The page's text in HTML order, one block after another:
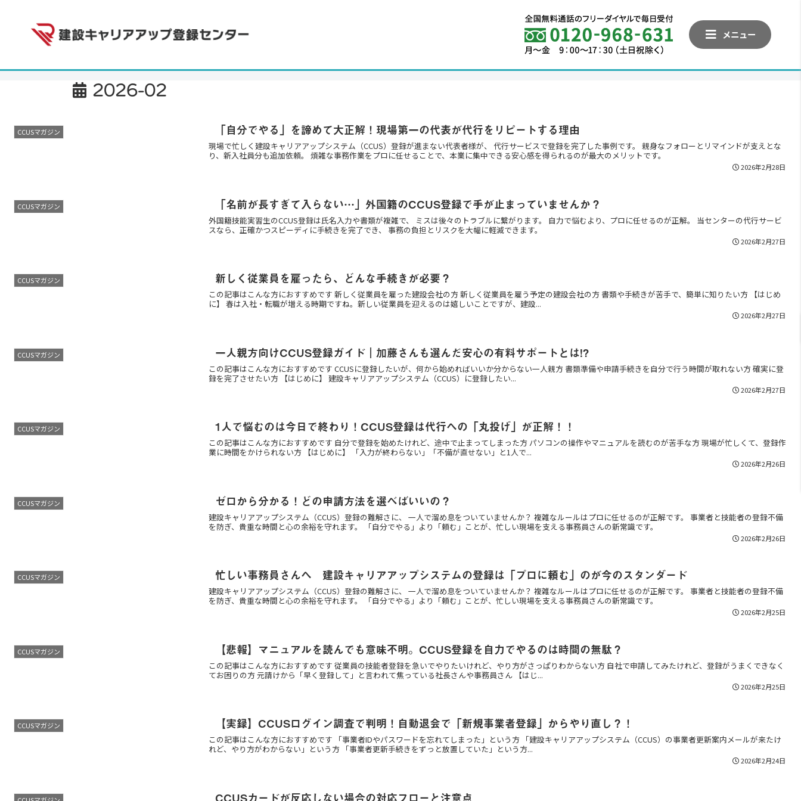
メニュー
2026-02
CCUSマガジン 「自分でやる」を諦めて大正解！現場第一の代表が代行をリピートする理由
現場で忙しく建設キャリアアップシステム（CCUS）登録が進まない代表者様が、 代行サービスで登録を完了した事例です。 親身なフォローとリマインドが支えとな
り、新入社員分も追加依頼。 煩雑な事務作業をプロに任せることで、本業に集中できる安心感を得られるのが最大のメリットです。
2026年2月28日
CCUSマガジン 「名前が長すぎて入らない…」外国籍のCCUS登録で手が止まっていませんか？
外国籍技能実習生のCCUS登録は氏名入力や書類が複雑で、 ミスは後々のトラブルに繋がります。 自力で悩むより、プロに任せるのが正解。 当センターの代行サービ
スなら、正確かつスピーディに手続きを完了でき、 事務の負担とリスクを大幅に軽減できます。
2026年2月27日
CCUSマガジン 新しく従業員を雇ったら、どんな手続きが必要？
この記事はこんな方におすすめです 新しく従業員を雇った建設会社の方 新しく従業員を雇う予定の建設会社の方 書類や手続きが苦手で、簡単に知りたい方 【はじめ
に】 春は入社・転職が増える時期ですね。新しい従業員を迎えるのは嬉しいことですが、建設...
2026年2月27日
CCUSマガジン 一人親方向けCCUS登録ガイド｜加藤さんも選んだ安心の有料サポートとは!?
この記事はこんな方におすすめです CCUSに登録したいが、何から始めればいいか分からない一人親方 書類準備や申請手続きを自分で行う時間が取れない方 確実に登
録を完了させたい方 【はじめに】 建設キャリアアップシステム（CCUS）に登録したい...
2026年2月27日
CCUSマガジン 1人で悩むのは今日で終わり！CCUS登録は代行への「丸投げ」が正解！！
この記事はこんな方におすすめです 自分で登録を始めたけれど、途中で止まってしまった方 パソコンの操作やマニュアルを読むのが苦手な方 現場が忙しくて、登録作
業に時間をかけられない方 【はじめに】 「入力が終わらない」「不備が直せない」と1人で...
2026年2月26日
CCUSマガジン ゼロから分かる！どの申請方法を選べばいいの？
建設キャリアアップシステム（CCUS）登録の難解さに、 一人で溜め息をついていませんか？ 複雑なルールはプロに任せるのが正解です。 事業者と技能者の登録不備
を防ぎ、貴重な時間と心の余裕を守れます。 「自分でやる」より「頼む」ことが、忙しい現場を支える事務員さんの新常識です。
2026年2月26日
CCUSマガジン 忙しい事務員さんへ 建設キャリアアップシステムの登録は「プロに頼む」のが今のスタンダード
建設キャリアアップシステム（CCUS）登録の難解さに、 一人で溜め息をついていませんか？ 複雑なルールはプロに任せるのが正解です。 事業者と技能者の登録不備
を防ぎ、貴重な時間と心の余裕を守れます。 「自分でやる」より「頼む」ことが、忙しい現場を支える事務員さんの新常識です。
2026年2月25日
CCUSマガジン 【悲報】マニュアルを読んでも意味不明。CCUS登録を自力でやるのは時間の無駄？
この記事はこんな方におすすめです 従業員の技能者登録を急いでやりたいけれど、やり方がさっぱりわからない方 自社で申請してみたけれど、登録がうまくできなく
てお困りの方 元請けから「早く登録して」と言われて焦っている社長さんや事務員さん 【はじ...
2026年2月25日
CCUSマガジン 【実録】CCUSログイン調査で判明！自動退会で「新規事業者登録」からやり直し？！
この記事はこんな方におすすめです 「事業者IDやパスワードを忘れてしまった」という方 「建設キャリアアップシステム（CCUS）の事業者更新案内メールが来たけ
れど、やり方がわからない」という方 「事業者更新手続きをずっと放置していた」という方...
2026年2月24日
CCUSカードが反応しない場合の対応フローと注意点